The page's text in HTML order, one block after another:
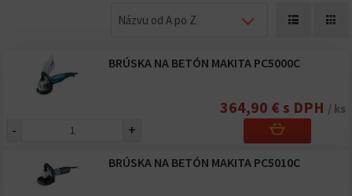
Názvu od A po Z
BRÚSKA NA BETÓN MAKITA PC5000C
364,90 € s DPH / ks
- +
BRÚSKA NA BETÓN MAKITA PC5010C